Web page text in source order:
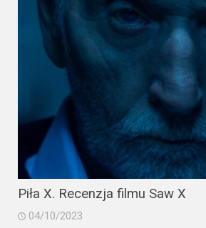
Piła X. Recenzja filmu Saw X
04/10/2023